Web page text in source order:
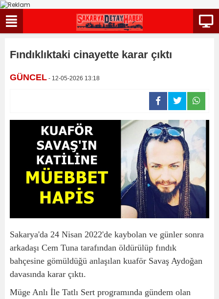
Fındıklıktaki cinayette karar çıktı
GÜNCEL - 12-05-2026 13:18
Sakarya'da 24 Nisan 2022'de kaybolan ve günler sonra
arkadaşı Cem Tuna tarafından öldürülüp fındık
bahçesine gömüldüğü anlaşılan kuaför Savaş Aydoğan
davasında karar çıktı.
Müge Anlı İle Tatlı Sert programında gündem olan